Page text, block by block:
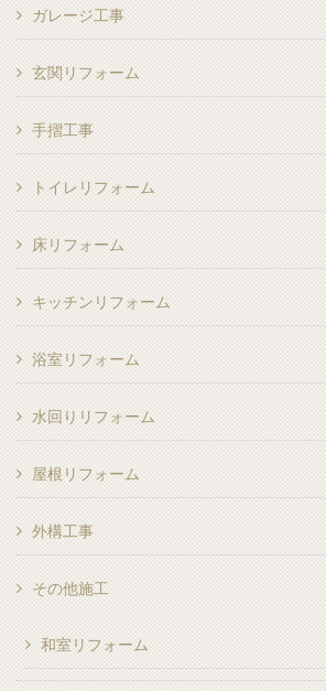
ガレージ工事
玄関リフォーム
手摺工事
トイレリフォーム
床リフォーム
キッチンリフォーム
浴室リフォーム
水回りリフォーム
屋根リフォーム
外構工事
その他施工
和室リフォーム